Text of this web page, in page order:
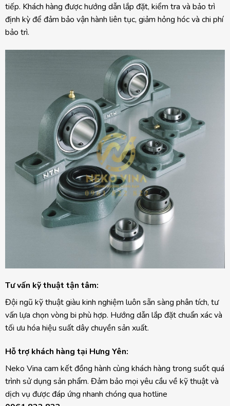
tiếp. Khách hàng được hướng dẫn lắp đặt, kiểm tra và bảo trì
định kỳ để đảm bảo vận hành liên tục, giảm hỏng hóc và chi phí
bảo trì.
Tư vấn kỹ thuật tận tâm:
Đội ngũ kỹ thuật giàu kinh nghiệm luôn sẵn sàng phân tích, tư
vấn lựa chọn vòng bi phù hợp. Hướng dẫn lắp đặt chuẩn xác và
tối ưu hóa hiệu suất dây chuyền sản xuất.
Hỗ trợ khách hàng tại Hưng Yên:
Neko Vina cam kết đồng hành cùng khách hàng trong suốt quá
trình sử dụng sản phẩm. Đảm bảo mọi yêu cầu về kỹ thuật và
dịch vụ được đáp ứng nhanh chóng qua hotline